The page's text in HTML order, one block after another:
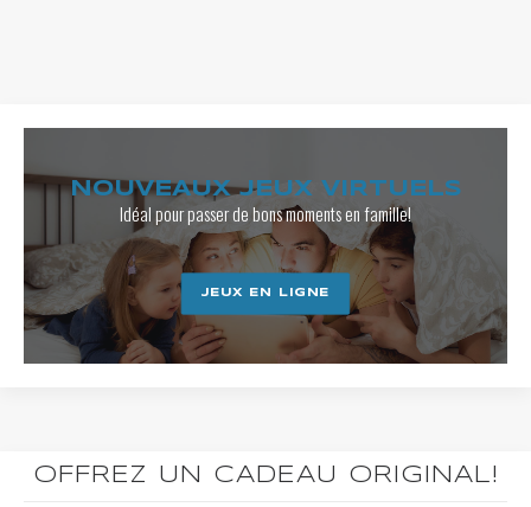
NOUVEAUX JEUX VIRTUELS
Idéal pour passer de bons moments en famille!
JEUX EN LIGNE
OFFREZ UN CADEAU ORIGINAL!